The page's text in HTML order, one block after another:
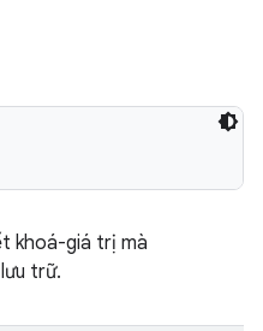
khoá-giá trị mà
trữ.